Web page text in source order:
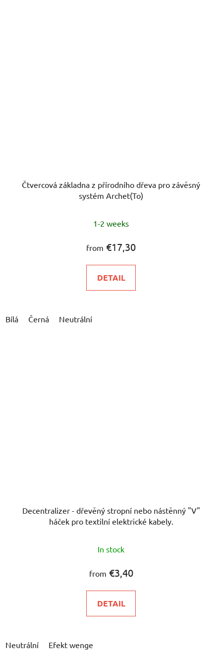
Čtvercová základna z přírodního dřeva pro závěsný
systém Archet(To)
1-2 weeks
from €17,30
DETAIL
Bílá Černá Neutrální
Decentralizer - dřevěný stropní nebo nástěnný "V"
háček pro textilní elektrické kabely.
In stock
from €3,40
DETAIL
Neutrální Efekt wenge